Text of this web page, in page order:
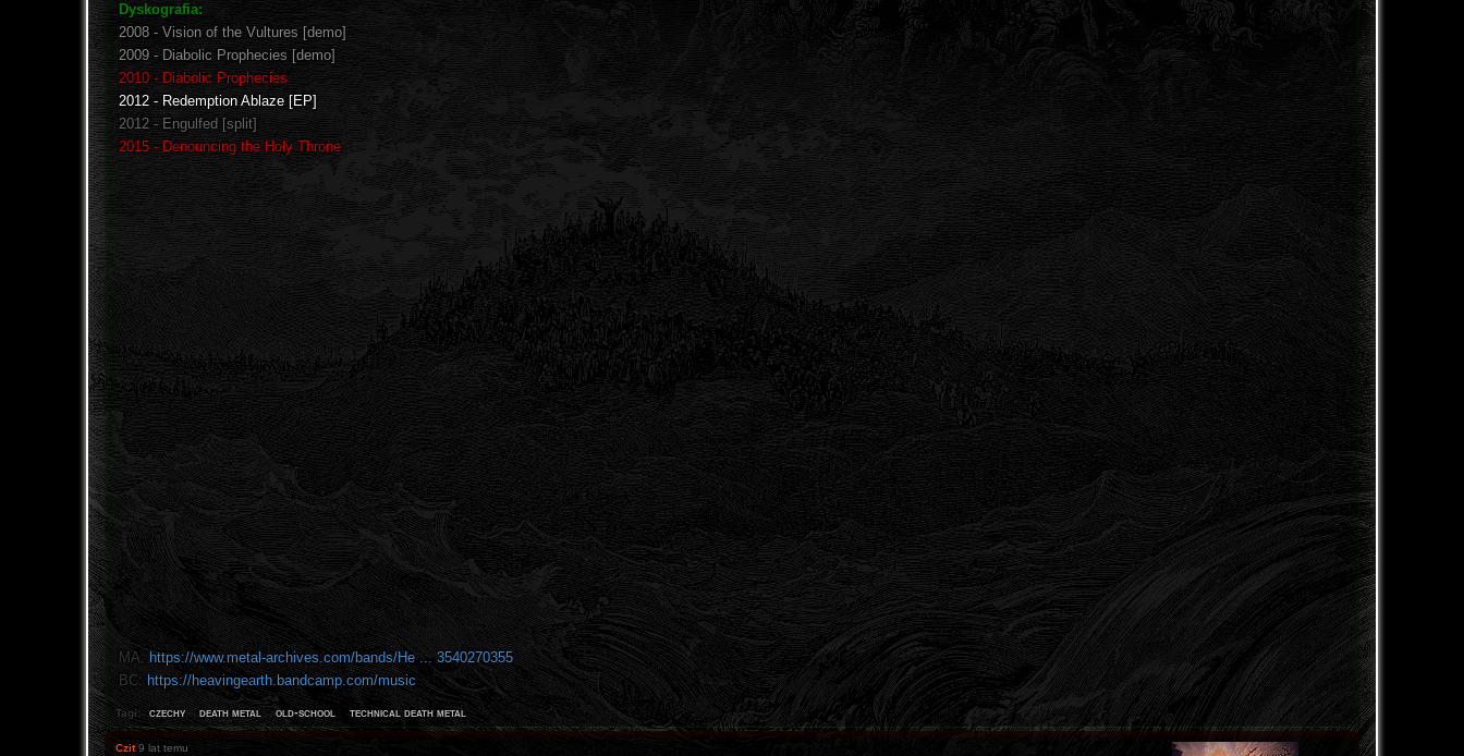
Dyskografia:
2008 - Vision of the Vultures [demo]
2009 - Diabolic Prophecies [demo]
2010 - Diabolic Prophecies
2012 - Redemption Ablaze [EP]
2012 - Engulfed [split]
2015 - Denouncing the Holy Throne
MA: https://www.metal-archives.com/bands/He ... 3540270355
BC: https://heavingearth.bandcamp.com/music
Tagi: czechy death metal old-school technical death metal
Czit 9 lat temu